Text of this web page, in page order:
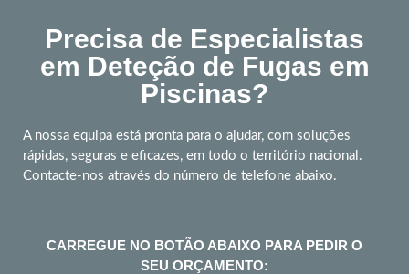
Precisa de Especialistas
em Deteção de Fugas em
Piscinas?
A nossa equipa está pronta para o ajudar, com soluções
rápidas, seguras e eficazes, em todo o território nacional.
Contacte-nos através do número de telefone abaixo.
CARREGUE NO BOTÃO ABAIXO PARA PEDIR O
SEU ORÇAMENTO: